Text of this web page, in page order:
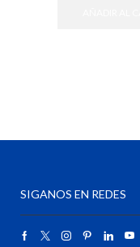
SIGANOS EN REDES